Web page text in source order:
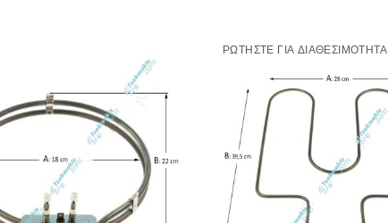
ΡΩΤΉΣΤΕ ΓΙΑ ΔΙΑΘΕΣΙΜΌΤΗΤΑ